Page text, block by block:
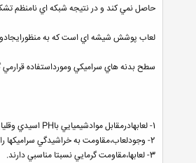
حاصل نمي كند و در نتيجه شبكه اي نامنظم
لعاب پوشش شيشه اي است كه به
سطح بدنه هايسراميكي ومورداستفاده قرارمي
1- لعابهادرمقابل موادشيميايي باPH اسيدي وقليايي مقاوم هستند.
2- وجودلعاب،مقاومت به خراشيدگي سراميكها راافزايش مي دهد.
3- لعابها،مقاومت گرمايي نسبتا مناسبي دارند.